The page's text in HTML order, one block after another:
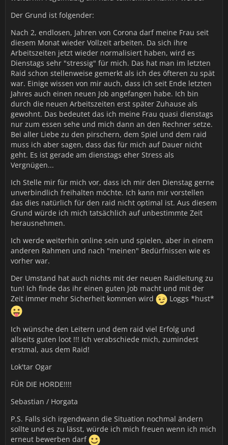
Der Grund ist folgender:
Nach 2, endlosen, Jahren von Corona darf meine Frau seit
diesem Monat wieder Vollzeit arbeiten. Da sich ihre
Arbeitszeiten jetzt wieder normalisiert haben, wird es
Dienstags sehr "stressig" für mich. Das hat man im letzten
Raid schon stellenweise gemerkt als ich des öfteren zu spät
war. Einige wissen von mir auch, dass ich seit Ende letzten
Jahres auch einen neuen Job angefangen habe. Ich bin
durch die neuen Arbeitszeiten erst später Zuhause als
gewohnt. Das bedeutet das ich meine Frau quasi dienstags
nur zum essen sehe und mich dann an den Rechner setze.
Bei aller Liebe zu den pirschern, dem Spiel und dem raid
muss ich aber sagen, dass das für mich auf Dauer nicht
geht. Es ist gerade am dienstags eher Stress als
Vergnügen...
Ich Stelle mir für mich vor, dass ich mir den Dienstag gerne
unverbindlich freihalten möchte. Ich kann mir vorstellen
das dies natürlich für den raid nicht optimal ist. Aus diesem
Grund würde ich mich tatsächlich auf unbestimmte Zeit
herausnehmen.
Ich werde weiterhin online sein und spielen, aber in einem
anderen Rahmen und nach "meinen" Bedürfnissen wie es
vorher war.
Der Umstand hat auch nichts mit der neuen Raidleitung zu
tun! Ich finde das ihr einen guten Job macht und mit der
Zeit immer mehr Sicherheit kommen wird
Loggs *hust*
Ich wünsche den Leitern und dem raid viel Erfolg und
allseits guten loot !!! Ich verabschiede mich, zumindest
erstmal, aus dem Raid!
Lok'tar Ogar
FÜR DIE HORDE!!!!
Sebastian / Horgata
P.S. Falls sich irgendwann die Situation nochmal ändern
sollte und es zu lässt, würde ich mich freuen wenn ich mich
erneut bewerben darf